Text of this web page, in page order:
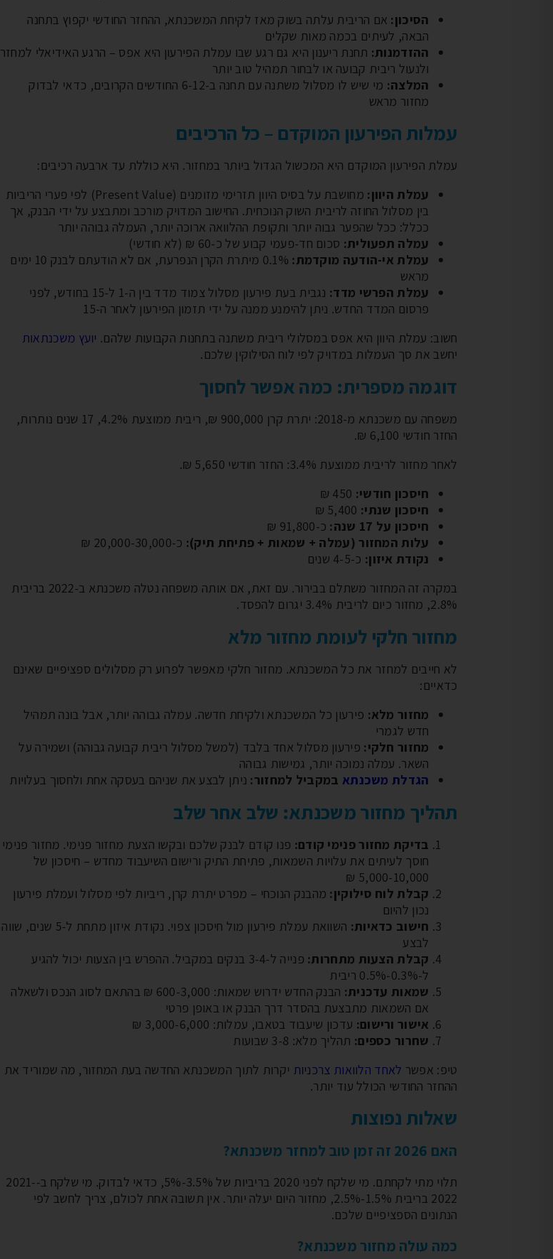
הסיכון: אם הריבית עלתה בשוק מאז לקיחת המשכנתא, ההחזר החודשי יקפוץ בתחנה
הבאה, לעיתים בכמה מאות שקלים
ההזדמנות: תחנת ריענון היא גם רגע שבו עמלת הפירעון היא אפס – הרגע האידיאלי למחזר
ולנעול ריבית קבועה או לבחור תמהיל טוב יותר
המלצה:
מי שיש לו מסלול משתנה עם תחנה ב-6-12 החודשים הקרובים, כדאי לבדוק
מחזור מראש
עמלות הפירעון המוקדם – כל הרכיבים
עמלת הפירעון המוקדם היא המכשול הגדול ביותר במחזור. היא כוללת עד ארבעה רכיבים:
עמלת היוון:
מחושבת על בסיס היוון תזרימי מזומנים (Present Value) לפי פערי הריביות
בין מסלול החוזה לריבית השוק הנוכחית. החישוב המדויק מורכב ומתבצע על ידי הבנק, אך
ככלל: ככל שהפער גבוה יותר ותקופת ההלוואה ארוכה יותר, העמלה גבוהה יותר
עמלה תפעולית: סכום חד-פעמי קבוע של כ-60 ₪ (לא חודשי)
עמלת אי-הודעה מוקדמת:
0.1% מיתרת הקרן הנפרעת, אם לא הודעתם לבנק 10 ימים
מראש
עמלת הפרשי מדד:
נגבית בעת פירעון מסלול צמוד מדד בין ה-1 ל-15 בחודש, לפני
פרסום המדד החדש. ניתן להימנע ממנה על ידי תזמון הפירעון לאחר ה-15
חשוב: עמלת היוון היא אפס במסלולי ריבית משתנה בתחנות הקבועות שלהם. יועץ משכנתאות
יחשב את סך העמלות במדויק לפי לוח הסילוקין שלכם.
דוגמה מספרית: כמה אפשר לחסוך
משפחה עם משכנתא מ-2018: יתרת קרן 900,000 ₪, ריבית ממוצעת 4.2%, 17 שנים נותרות,
החזר חודשי 6,100 ₪.
לאחר מחזור לריבית ממוצעת 3.4%: החזר חודשי 5,650 ₪.
חיסכון חודשי:
חיסכון שנתי:
חיסכון על 17 שנה:
כ-91,800 ₪
עלות המחזור (עמלה + שמאות + פתיחת תיק): כ-20,000-30,000 ₪
נקודת איזון: כ-4-5 שנים
במקרה זה המחזור משתלם בבירור. עם זאת, אם אותה משפחה נטלה משכנתא ב-2022 בריבית
2.8%, מחזור כיום לריבית 3.4% יגרום להפסד.
מחזור חלקי לעומת מחזור מלא
לא חייבים למחזר את כל המשכנתא. מחזור חלקי מאפשר לפרוע רק מסלולים ספציפיים שאינם
כדאיים:
מחזור מלא: פירעון כל המשכנתא ולקיחת חדשה. עמלה גבוהה יותר, אבל בונה תמהיל
חדש לגמרי
מחזור חלקי: פירעון מסלול אחד בלבד (למשל מסלול ריבית קבועה גבוהה) ושמירה על
השאר. עמלה נמוכה יותר, גמישות גבוהה
הגדלת משכנתא במקביל למחזור: ניתן לבצע את שניהם בעסקה אחת ולחסוך בעלויות
תהליך מחזור משכנתא: שלב אחר שלב
בדיקת מחזור פנימי קודם: פנו קודם לבנק שלכם ובקשו הצעת מחזור פנימי. מחזור פנימי
חוסך לעיתים את עלויות השמאות, פתיחת התיק ורישום השיעבוד מחדש – חיסכון של
5,000-10,000 ₪
קבלת לוח סילוקין: מהבנק הנוכחי – מפרט יתרת קרן, ריביות לפי מסלול ועמלת פירעון
נכון להיום
חישוב כדאיות:
השוואת עמלת פירעון מול חיסכון צפוי. נקודת איזון מתחת ל-5 שנים, שווה
לבצע
קבלת הצעות מתחרות:
פנייה ל-3-4 בנקים במקביל. ההפרש בין הצעות יכול להגיע
ל-0.3%-0.5% ריבית
שמאות עדכנית:
הבנק החדש ידרוש שמאות: 600-3,000 ₪ בהתאם לסוג הנכס ולשאלה
אם השמאות מתבצעת בהסדר דרך הבנק או באופן פרטי
אישור ורישום: עדכון שיעבוד בטאבו, עמלות: 3,000-6,000 ₪
שחרור כספים: תהליך מלא: 3-8 שבועות
טיפ: אפשר לאחד הלוואות צרכניות יקרות לתוך המשכנתא החדשה בעת המחזור, מה שמוריד את
ההחזר החודשי הכולל עוד יותר.
שאלות נפוצות
האם 2026 זה זמן טוב למחזר משכנתא?
תלוי מתי לקחתם. מי שלקח לפני 2020 בריביות של 3.5%-5%, כדאי לבדוק. מי שלקח ב-2021-
2022 בריבית 1.5%-2.5%, מחזור היום יעלה יותר. אין תשובה אחת לכולם, צריך לחשב לפי
הנתונים הספציפיים שלכם.
כמה עולה מחזור משכנתא?
מעשי לשעת חירום